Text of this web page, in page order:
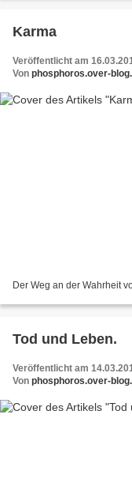
Karma
Veröffentlicht am
Von phosphoros.over-
Der Weg an der Wahrheit
Tod und Leben.
Veröffentlicht am
Von phosphoros.over-